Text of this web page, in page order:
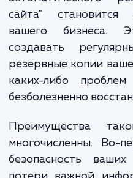
привести к
и ущербу для
Именно здесь
автоматического
сайта"
создавать
резервные копии
каких-либо